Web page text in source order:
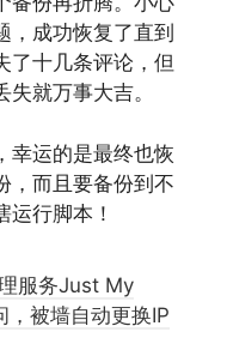
，成功恢复了直到
了十几条评论，但
就万事大吉。
幸运的是最终也恢
，而且要备份到不
运行脚本！
服务Just My
被墙自动更换IP